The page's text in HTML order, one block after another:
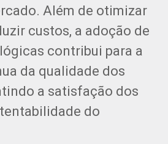
Além de otimizar
custos, a adoção de
contribui para a
da qualidade dos
a satisfação dos
do